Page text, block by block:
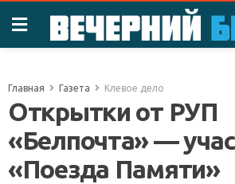
Главная Газета Клевое дело
Открытки от РУП
«Белпочта» —
«Поезда Памяти»